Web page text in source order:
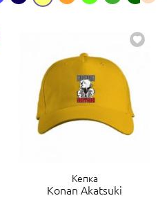
Кепка
Konan Akatsuki